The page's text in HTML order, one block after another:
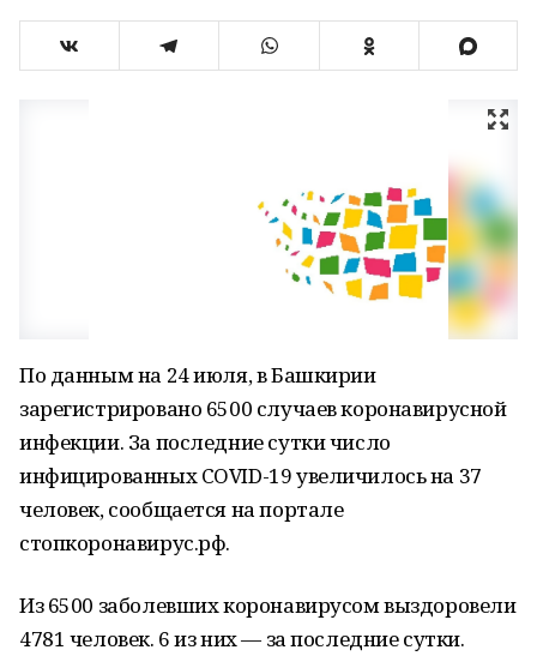
По данным на 24 июля, в Башкирии
зарегистрировано 6500 случаев коронавирусной
инфекции. За последние сутки число
инфицированных COVID-19 увеличилось на 37
человек, сообщается на портале
стопкоронавирус.рф.
Из 6500 заболевших коронавирусом выздоровели
4781 человек. 6 из них — за последние сутки.